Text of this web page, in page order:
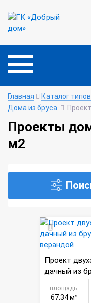
Главная Каталог
Дома из бруса
Проекты
м2
Проект
дачный из
верандой
площадь:
67.34 м²